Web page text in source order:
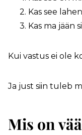
Kas see
Kas ma jään
Kui vastus ei ole
Ja just siin tuleb
Mis on